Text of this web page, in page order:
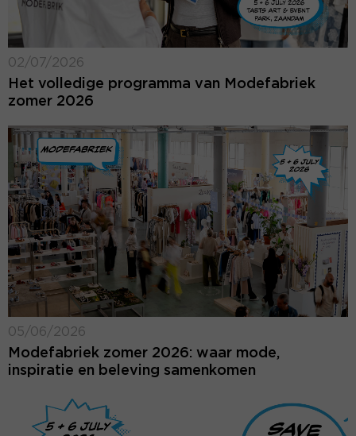
02/07/2026
Het volledige programma van Modefabriek
zomer 2026
05/06/2026
Modefabriek zomer 2026: waar mode,
inspiratie en beleving samenkomen